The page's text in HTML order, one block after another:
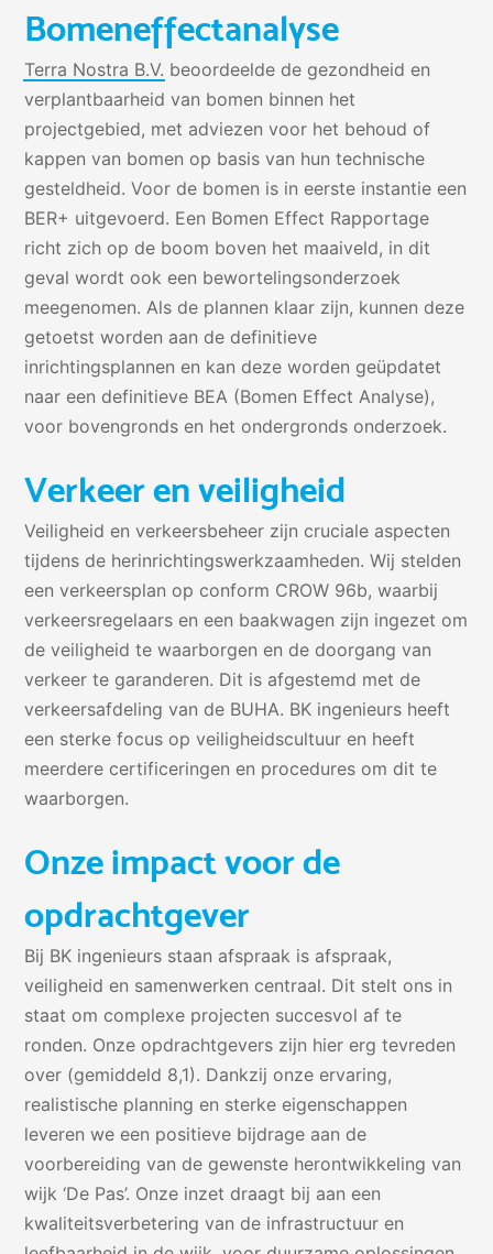
Bomeneffectanalyse
Terra Nostra B.V. beoordeelde de gezondheid en
verplantbaarheid van bomen binnen het
projectgebied, met adviezen voor het behoud of
kappen van bomen op basis van hun technische
gesteldheid. Voor de bomen is in eerste instantie een
BER+ uitgevoerd. Een Bomen Effect Rapportage
richt zich op de boom boven het maaiveld, in dit
geval wordt ook een bewortelingsonderzoek
meegenomen. Als de plannen klaar zijn, kunnen deze
getoetst worden aan de definitieve
inrichtingsplannen en kan deze worden geüpdatet
naar een definitieve BEA (Bomen Effect Analyse),
voor bovengronds en het ondergronds onderzoek.
Verkeer en veiligheid
Veiligheid en verkeersbeheer zijn cruciale aspecten
tijdens de herinrichtingswerkzaamheden. Wij stelden
een verkeersplan op conform CROW 96b, waarbij
verkeersregelaars en een baakwagen zijn ingezet om
de veiligheid te waarborgen en de doorgang van
verkeer te garanderen. Dit is afgestemd met de
verkeersafdeling van de BUHA. BK ingenieurs heeft
een sterke focus op veiligheidscultuur en heeft
meerdere certificeringen en procedures om dit te
waarborgen.
Onze impact voor de
opdrachtgever
Bij BK ingenieurs staan afspraak is afspraak,
veiligheid en samenwerken centraal. Dit stelt ons in
staat om complexe projecten succesvol af te
ronden. Onze opdrachtgevers zijn hier erg tevreden
over (gemiddeld 8,1). Dankzij onze ervaring,
realistische planning en sterke eigenschappen
leveren we een positieve bijdrage aan de
voorbereiding van de gewenste herontwikkeling van
wijk ‘De Pas’. Onze inzet draagt bij aan een
kwaliteitsverbetering van de infrastructuur en